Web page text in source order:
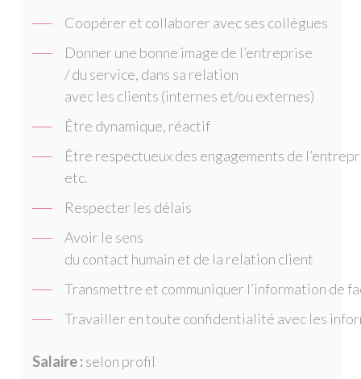
Coopérer et collaborer avec ses collègues
Donner une bonne image de l’entreprise
/ du service, dans sa relation
avec les clients (internes et/ou externes)
Être dynamique, réactif
Être respectueux des engagements de
etc.
Respecter les délais
Avoir le sens
du contact humain et de la relation client
Transmettre et communiquer l’information de
Travailler en toute confidentialité avec les
Salaire :selon profil